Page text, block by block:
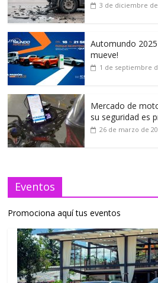
3 de diciembre de
Automundo
mueve!
1 de septiembre
Mercado de
su seguridad es
26 de marzo de
Eventos
Promociona aquí tus eventos